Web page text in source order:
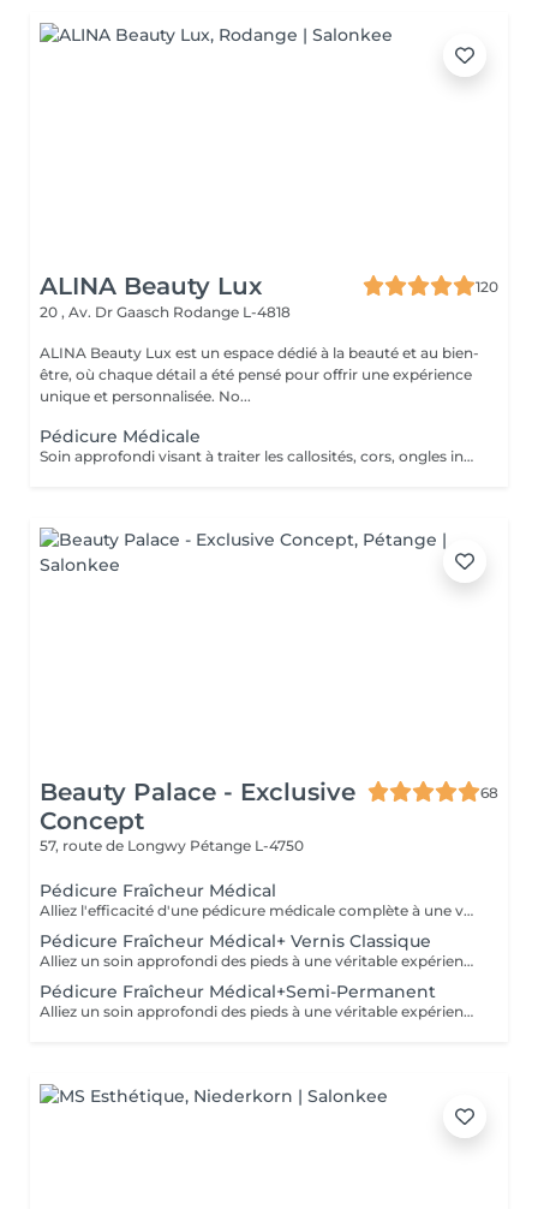
ALINA Beauty Lux
120
20 , Av. Dr Gaasch Rodange L-4818
ALINA Beauty Lux est un espace dédié à la beauté et au bien-
être, où chaque détail a été pensé pour offrir une expérience
unique et personnalisée. No...
Pédicure Médicale
Soin approfondi visant à traiter les callosités, cors, ongles incarnés, fissures ou durillons. Réalisé dans le respect des normes d'hygiène et de confort. Améliore la santé et l'apparence du pied. Résultat optimal : cure de 3 à 5 séances selon la problématique.
Beauty Palace - Exclusive
Concept
68
57, route de Longwy Pétange L-4750
Pédicure Fraîcheur Médical
Alliez l'efficacité d'une pédicure médicale complète à une véritable expérience de fraîcheur et de bien-être. Cette prestation comprend un soin approfondi des pieds, avec travail des ongles et des cuticules ainsi qu'un traitement ciblé des callosités, durillons et zones rugueuses, selon les besoins de vos pieds. Le soin se poursuit avec un gommage au sel enrichi en huile d'amande douce, un bain de pieds effervescent relaxant et rafraîchissant, puis l'application d'un gel fraîcheur intense pouvant être remonté jusqu'aux mollets. Idéale pour retrouver des pieds soignés, doux et confortables, tout en profitant d'une agréable sensation de fraîcheur et de légèreté, particulièrement appréciée pendant les fortes chaleurs. Un soin complet qui associe efficacité, confort et fraîcheur pour des pieds parfaitement soignés et une véritable sensation de bien-être.
Pédicure Fraîcheur Médical+ Vernis Classique
Alliez un soin approfondi des pieds à une véritable expérience de fraîcheur. Cette prestation comprend le soin des ongles et cuticules, le travail des callosités et zones rugueuses, suivi d'un gommage au sel et à l'amande douce, d'un bain effervescent relaxant et rafraîchissant, puis d'un gel fraîcheur intense jusqu'aux mollets. Le soin se termine par la pose du vernis classique de votre choix. Des pieds soignés, doux, frais et élégamment vernis.
Pédicure Fraîcheur Médical+Semi-Permanent
Alliez un soin approfondi des pieds à une véritable expérience de fraîcheur. Cette prestation comprend le soin des ongles et cuticules, le travail des callosités et zones rugueuses, suivi d'un gommage au sel et à l'amande douce, d'un bain effervescent relaxant et rafraîchissant, puis d'un gel fraîcheur intense jusqu'aux mollets. Le soin se termine par la pose du semi-permanent de votre choix. Des pieds soignés, doux, frais et une couleur brillante longue tenue.